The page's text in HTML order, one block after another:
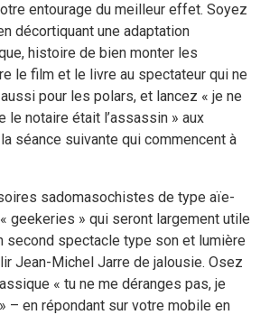
entourage du meilleur effet. Soyez
décortiquant une adaptation
histoire de bien monter les
le film et le livre au spectateur qui ne
aussi pour les polars, et lancez « je ne
le notaire était l’assassin » aux
séance suivante qui commencent à
sadomasochistes de type aïe-
geekeries » qui seront largement utile
second spectacle type son et lumière
Jean-Michel Jarre de jalousie. Osez
« tu ne me déranges pas, je
– en répondant sur votre mobile en